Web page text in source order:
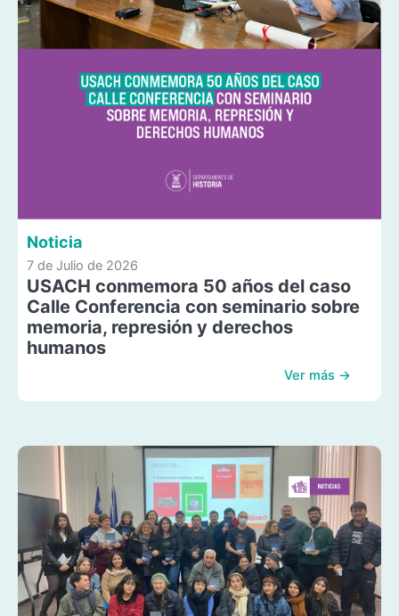
Noticia
7 de Julio de 2026
USACH conmemora 50 años del caso
Calle Conferencia con seminario sobre
memoria, represión y derechos
humanos
Ver más →